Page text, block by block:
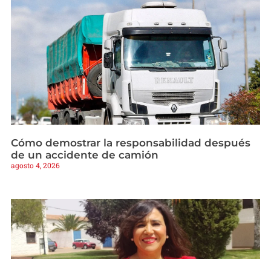
Cómo demostrar la responsabilidad después
de un accidente de camión
agosto 4, 2026